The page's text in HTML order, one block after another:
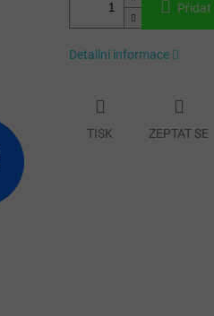
Přidat
Detailní informace
TISK ZEPTAT SE